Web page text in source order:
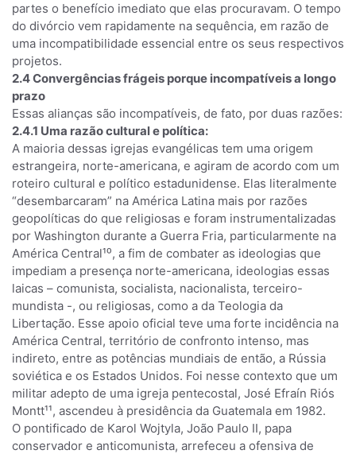
partes o benefício imediato que elas procuravam. O tempo
do divórcio vem rapidamente na sequência, em razão de
uma incompatibilidade essencial entre os seus respectivos
projetos.
2.4 Convergências frágeis porque incompatíveis a longo
prazo
Essas alianças são incompatíveis, de fato, por duas razões:
2.4.1 Uma razão cultural e política:
A maioria dessas igrejas evangélicas tem uma origem
estrangeira, norte-americana, e agiram de acordo com um
roteiro cultural e político estadunidense. Elas literalmente
“desembarcaram” na América Latina mais por razões
geopolíticas do que religiosas e foram instrumentalizadas
por Washington durante a Guerra Fria, particularmente na
América Central¹⁰, a fim de combater as ideologias que
impediam a presença norte-americana, ideologias essas
laicas – comunista, socialista, nacionalista, terceiro-
mundista -, ou religiosas, como a da Teologia da
Libertação. Esse apoio oficial teve uma forte incidência na
América Central, território de confronto intenso, mas
indireto, entre as potências mundiais de então, a Rússia
soviética e os Estados Unidos. Foi nesse contexto que um
militar adepto de uma igreja pentecostal, José Efraín Riós
Montt¹¹, ascendeu à presidência da Guatemala em 1982.
O pontificado de Karol Wojtyla, João Paulo II, papa
conservador e anticomunista, arrefeceu a ofensiva de